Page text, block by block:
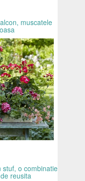
muscatele
stuf, o combinatie
reusita